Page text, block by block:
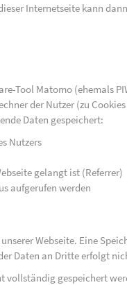
Internetseite kann
Tool Matomo (ehemals
der Nutzer (zu
Daten gespeichert:
Nutzers
gelangt ist (Referrer)
aufgerufen werden
Webseite. Eine
Daten an Dritte erfolgt
gespeichert